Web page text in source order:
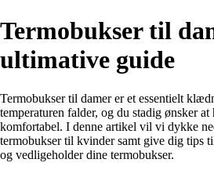
Termobukser til
ultimative guide
Termobukser til damer er et essentielt
temperaturen falder, og du stadig ønsker
komfortabel. I denne artikel vil vi dykke
termobukser til kvinder samt give dig tips
og vedligeholder dine termobukser.